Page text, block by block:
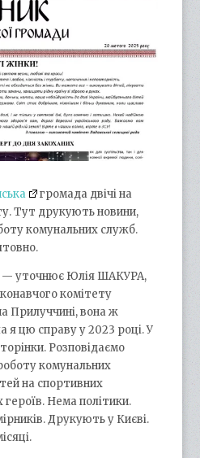
громада двічі на
Тут друкують новини,
комунальних служб.
— уточнює Юлія ШАКУРА,
комітету
Прилуччині, вона ж
я цю справу у 2023 році. У
Розповідаємо
комунальних
на спортивних
Нема політики.
Друкують у Києві.